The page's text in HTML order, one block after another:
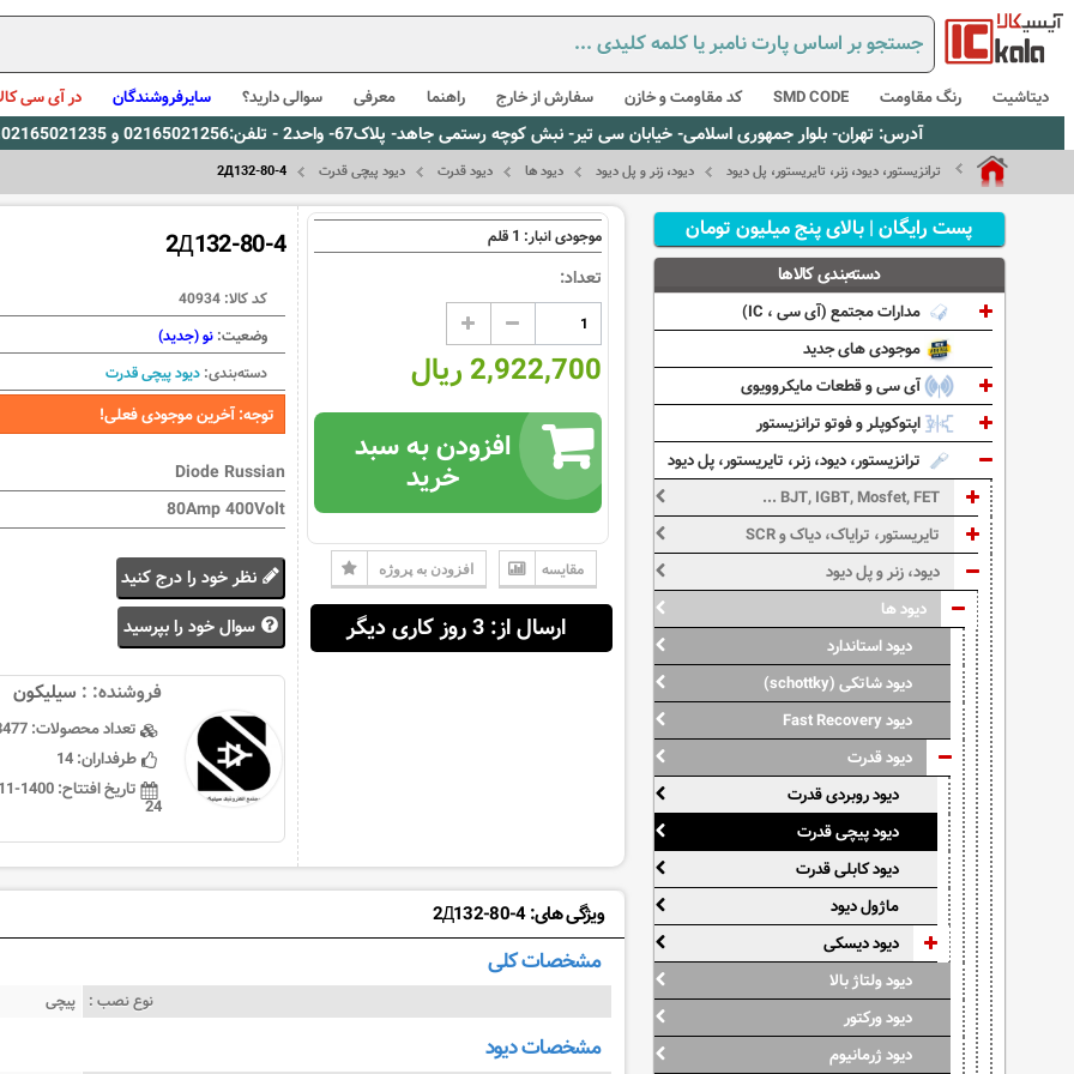
دیتاشیت رنگ مقاومت SMD CODE کد مقاومت و خازن سفارش از خارج راهنما معرفی سوالی دارید؟ سایرفروشندگان در آی سی
آدرس: تهران- بلوار جمهوری اسلامی- خیابان سی تیر- نبش کوچه رستمی جاهد- پلاک67- واحد2 - تلفن:02165021256 و 02165021235، پیام رسان بله: 09309563731 ساعت کاری 9 لغایت 16
ترانزیستور، دیود، زنر، تایریستور، پل دیود دیود، زنر و پل دیود دیود ها دیود قدرت دیود پیچی قدرت 2Д132-80-4
2Д132-80-4
کد کالا: 40934
وضعیت: نو (جدید)
دسته‌بندی: دیود پیچی قدرت
توجه: آخرین موجودی فعلی!
Diode Russian
80Amp 400Volt
نظر خود را درج کنید
سوال خود را بپرسید
فروشنده: : سيليكون
تعداد محصولات:
طرفداران:14
تاریخ افتتاح:
24
موجودی انبار: 1 قلم
تعداد:
2,922,700 ریال
افزودن به سبد
خرید
مقایسه افزودن به پروژه
ارسال از: 3 روز کاری دیگر
ویژگی های: 2Д132-80-4
مشخصات کلی
نوع نصب : پیچی
مشخصات دیود
پست رایگان | بالای پنج میلیون تومان
دسته‌بندی کالاها
مدارات مجتمع (آی سی ، IC)
موجودی های جدید
آی سی و قطعات مایکروویوی
اپتوکوپلر و فوتو ترانزیستور
ترانزیستور، دیود، زنر، تایریستور، پل دیود
BJT, IGBT, Mosfet, FET ...
تایریستور، ترایاک، دیاک و SCR
دیود، زنر و پل دیود
دیود ها
دیود استاندارد
دیود شاتکی (schottky)
دیود Fast Recovery
دیود قدرت
دیود روبردی قدرت
دیود پیچی قدرت
دیود کابلی قدرت
ماژول دیود
دیود دیسکی
دیود ولتاژ بالا
دیود ورکتور
دیود ژرمانیوم